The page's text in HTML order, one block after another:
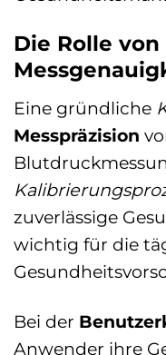
Die Rolle
Eine gründliche
Messpräzision
zuverlässige
wichtig für die
Bei der
Anwender ihre